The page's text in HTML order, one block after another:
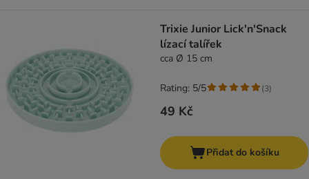
Trixie Junior Lick'n'Snack
lízací talířek
cca Ø 15 cm
49 Kč
Rating: 5/5 (3)
Přidat do košíku